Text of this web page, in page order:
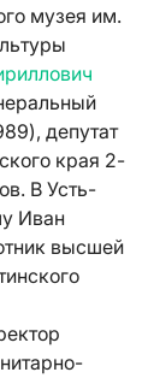
музея им.
депутат
края 2-
В Усть-
Иван
высшей